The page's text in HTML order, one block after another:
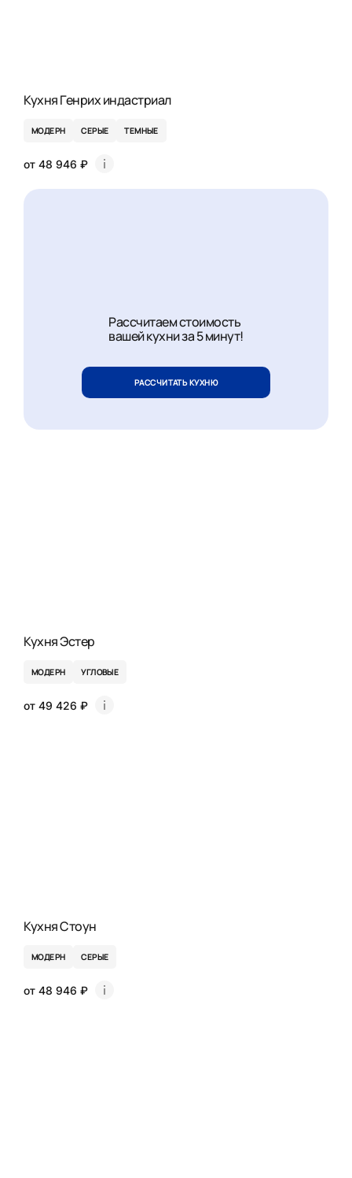
Кухня Генрих индастриал
МОДЕРН СЕРЫЕ ТЕМНЫЕ
от 48 946 ₽
Рассчитаем стоимость
вашей кухни за 5 минут!
РАССЧИТАТЬ КУХНЮ
Кухня Эстер
МОДЕРН УГЛОВЫЕ
от 49 426 ₽
Кухня Стоун
МОДЕРН СЕРЫЕ
от 48 946 ₽